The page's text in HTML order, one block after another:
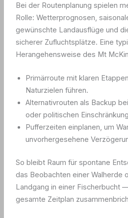
Bei der Routenplanung spielen
Rolle: Wetterprognosen,
gewünschte Landausflüge und
sicherer Zufluchtsplätze. Eine
Herangehensweise des Mt
Primärroute mit klaren
Naturzielen führen.
Alternativrouten als Backup
oder politischen
Pufferzeiten einplanen, um
unvorhergesehene
So bleibt Raum für spontane
das Beobachten einer Walherde
Landgang in einer Fischerbucht
gesamte Zeitplan